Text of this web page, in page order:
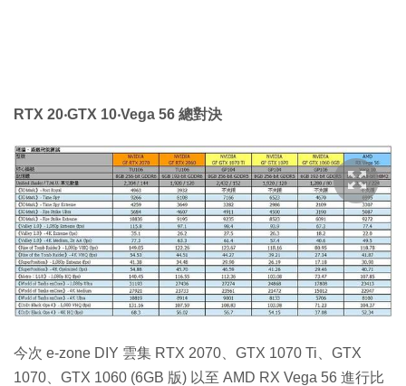
RTX 20‧GTX 10‧Vega 56 總對決
今次 e-zone DIY 雲集 RTX 2070、GTX 1070 Ti、GTX
1070、GTX 1060 (6GB 版) 以至 AMD RX Vega 56 進行比